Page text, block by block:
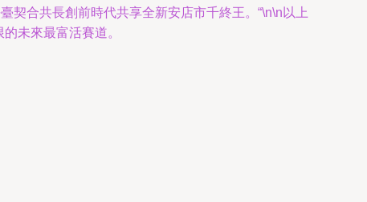
契合共長創前時代共享全新安店市千終王。“\n\n以上
未來最富活賽道。